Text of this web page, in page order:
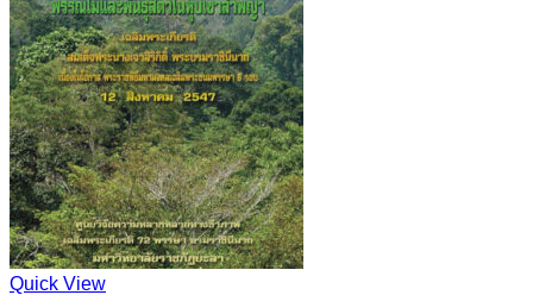
Quick View